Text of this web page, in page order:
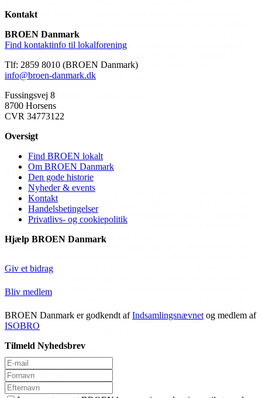
skal
på –
og
fodbold,
men
han i
også
det
har en
ende er
glad ung
Kontakt
BROEN Danmark
Find kontaktinfo til lokalforening
Tlf: 2859 8010 (BROEN Danmark)
info@broen-danmark.dk
Fussingsvej 8
8700 Horsens
CVR 34773122
Oversigt
Find BROEN lokalt
Om BROEN Danmark
Den gode historie
Nyheder & events
Kontakt
Handelsbetingelser
Privatlivs- og cookiepolitik
Hjælp BROEN Danmark
Giv et bidrag
Bliv medlem
BROEN Danmark er godkendt afIndsamlingsnævnet og medlem af
ISOBRO
Tilmeld Nyhedsbrev